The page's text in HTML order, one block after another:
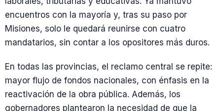
encuentros con la mayoría y, tras su paso por
Misiones, solo le quedará reunirse con cuatro
mandatarios, sin contar a los opositores más duros.
En todas las provincias, el reclamo central se repite:
mayor flujo de fondos nacionales, con énfasis en la
reactivación de la obra pública. Además, los
gobernadores plantearon la necesidad de que la